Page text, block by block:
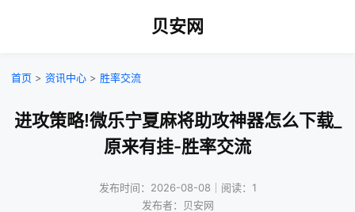
贝安网
首页 > 资讯中心 > 胜率交流
进攻策略!微乐宁夏麻将助攻神器怎么下载_
原来有挂-胜率交流
发布时间：2026-08-08｜阅读：1
发布者：贝安网